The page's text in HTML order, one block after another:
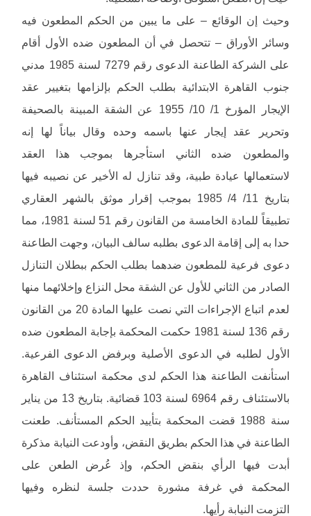
وحيث إن الوقائع – على ما يبين من الحكم المطعون فيه
وسائر الأوراق – تتحصل في أن المطعون ضده الأول أقام
على الشركة الطاعنة الدعوى رقم 7279 لسنة 1985 مدني
جنوب القاهرة الابتدائية بطلب الحكم بإلزامها بتغيير عقد
الإيجار المؤرخ 1/ 10/ 1955 عن الشقة المبينة بالصحيفة
وتحرير عقد إيجار عنها باسمه وحده وقال بياناً لها إنه
والمطعون ضده الثاني استأجرها بموجب هذا العقد
لاستعمالها عيادة طبية، وقد تنازل له الأخير عن نصيبه فيها
بتاريخ 11/ 4/ 1985 بموجب إقرار موثق بالشهر العقاري
تطبيقاً للمادة الخامسة من القانون رقم 51 لسنة 1981، مما
حدا به إلى إقامة الدعوى بطلبه سالف البيان، وجهت الطاعنة
دعوى فرعية للمطعون ضدهما بطلب الحكم ببطلان التنازل
الصادر من الثاني للأول عن الشقة محل النزاع وإخلائهما منها
لعدم اتباع الإجراءات التي نصت عليها المادة 20 من القانون
رقم 136 لسنة 1981 حكمت المحكمة بإجابة المطعون ضده
الأول لطلبه في الدعوى الأصلية وبرفض الدعوى الفرعية.
استأنفت الطاعنة هذا الحكم لدى محكمة استئناف القاهرة
بالاستئناف رقم 6964 لسنة 103 قضائية. بتاريخ 13 من يناير
سنة 1988 قضت المحكمة بتأييد الحكم المستأنف. طعنت
الطاعنة في هذا الحكم بطريق النقض، وأودعت النيابة مذكرة
أبدت فيها الرأي بنقض الحكم، وإذ عُرض الطعن على
المحكمة في غرفة مشورة حددت جلسة لنظره وفيها
التزمت النيابة رأيها.